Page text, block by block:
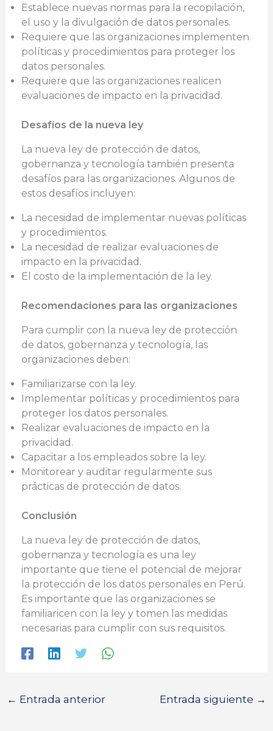
Establece nuevas normas para la recopilación,
el uso y la divulgación de datos personales.
Requiere que las organizaciones implementen
políticas y procedimientos para proteger los
datos personales.
Requiere que las organizaciones realicen
evaluaciones de impacto en la privacidad.
Desafíos de la nueva ley
La nueva ley de protección de datos,
gobernanza y tecnología también presenta
desafíos para las organizaciones. Algunos de
estos desafíos incluyen:
La necesidad de implementar nuevas políticas
y procedimientos.
La necesidad de realizar evaluaciones de
impacto en la privacidad.
El costo de la implementación de la ley.
Recomendaciones para las organizaciones
Para cumplir con la nueva ley de protección
de datos, gobernanza y tecnología, las
organizaciones deben:
Familiarizarse con la ley.
Implementar políticas y procedimientos para
proteger los datos personales.
Realizar evaluaciones de impacto en la
privacidad.
Capacitar a los empleados sobre la ley.
Monitorear y auditar regularmente sus
prácticas de protección de datos.
Conclusión
La nueva ley de protección de datos,
gobernanza y tecnología es una ley
importante que tiene el potencial de mejorar
la protección de los datos personales en Perú.
Es importante que las organizaciones se
familiaricen con la ley y tomen las medidas
necesarias para cumplir con sus requisitos.
← Entrada anterior Entrada siguiente →